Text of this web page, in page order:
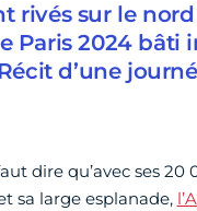
rivés sur le
Paris 2024 bâti
d’une
dire qu’avec ses 20
sa large esplanade,